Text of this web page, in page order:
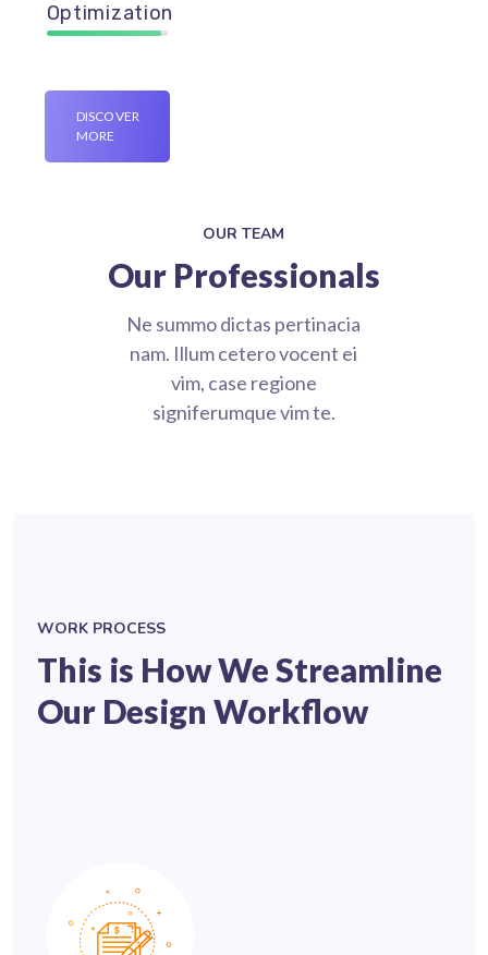
Optimization
95%
DISCOVER
MORE
OUR TEAM
Our Professionals
Ne summo dictas pertinacia
nam. Illum cetero vocent ei
vim, case regione
signiferumque vim te.
WORK PROCESS
This is How We Streamline
Our Design Workflow